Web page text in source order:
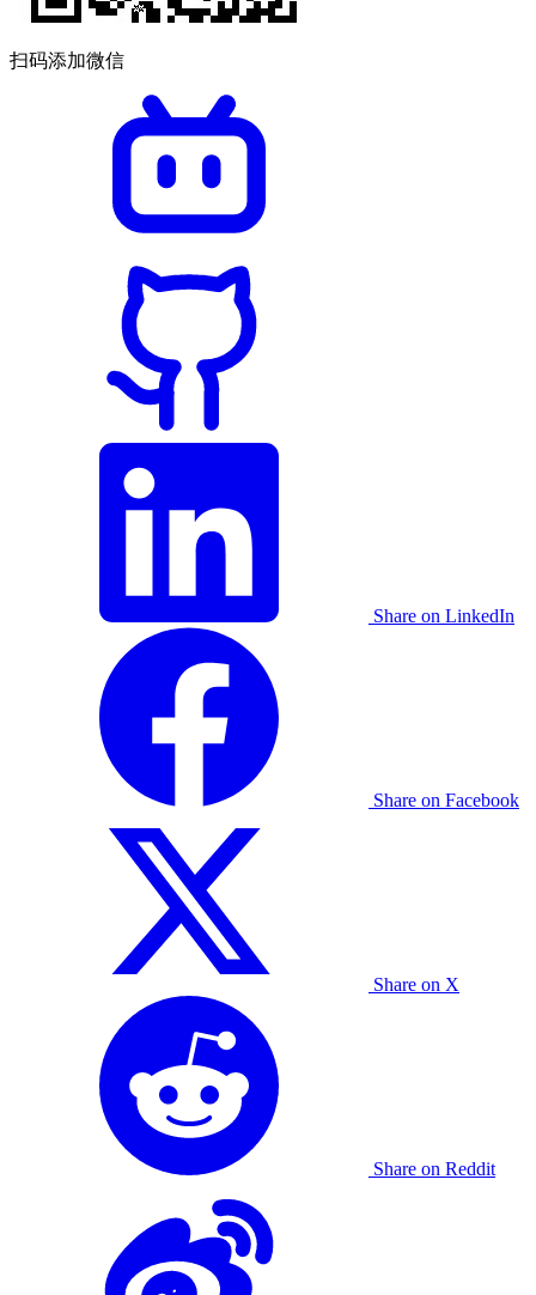
扫码添加微信
Share on LinkedIn
Share on Facebook
Share on X
Share on Reddit